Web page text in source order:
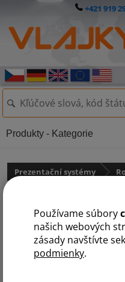
Používame súbory
našich webových
zásady navštívte
podmienky.
+421 919
Prezentační systémy
Produkty - Kategorie